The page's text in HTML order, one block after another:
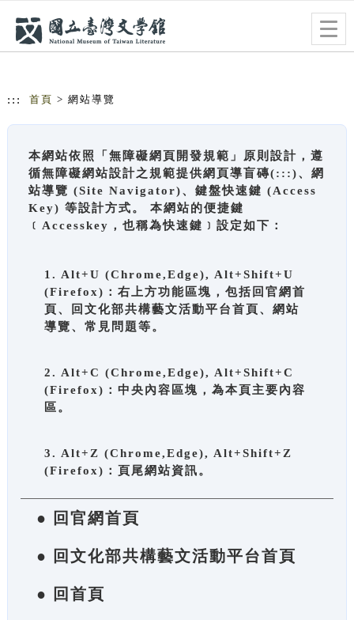
::: 首頁 > 網站導覽
本網站依照「無障礙網頁開發規範」原則設計，遵
循無障礙網站設計之規範提供網頁導盲磚(:::)、網
站導覽 (Site Navigator)、鍵盤快速鍵 (Access
Key) 等設計方式。 本網站的便捷鍵
﹝Accesskey，也稱為快速鍵﹞設定如下：
1. Alt+U (Chrome,Edge), Alt+Shift+U
(Firefox)：右上方功能區塊，包括回官網首
頁、回文化部共構藝文活動平台首頁、網站
導覽、常見問題等。
2. Alt+C (Chrome,Edge), Alt+Shift+C
(Firefox)：中央內容區塊，為本頁主要內容
區。
3. Alt+Z (Chrome,Edge), Alt+Shift+Z
(Firefox)：頁尾網站資訊。
● 回官網首頁
● 回文化部共構藝文活動平台首頁
● 回首頁